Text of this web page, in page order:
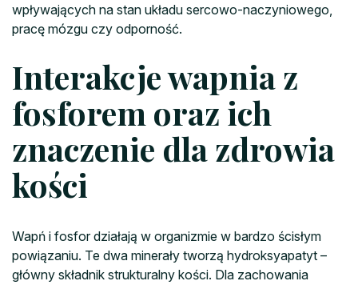
wpływających na stan układu sercowo-naczyniowego,
pracę mózgu czy odporność.
Interakcje wapnia z
fosforem oraz ich
znaczenie dla zdrowia
kości
Wapń i fosfor działają w organizmie w bardzo ścisłym
powiązaniu. Te dwa minerały tworzą hydroksyapatyt –
główny składnik strukturalny kości. Dla zachowania